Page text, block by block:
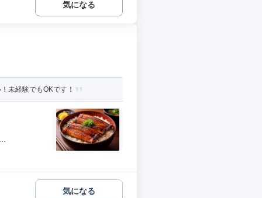
気になる
未経験でもOKです！
気になる